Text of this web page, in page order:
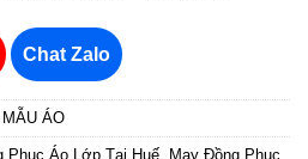
Chat Zalo
MẪU ÁO
Phục Áo Lớp Tại Huế
May Đồng Phục